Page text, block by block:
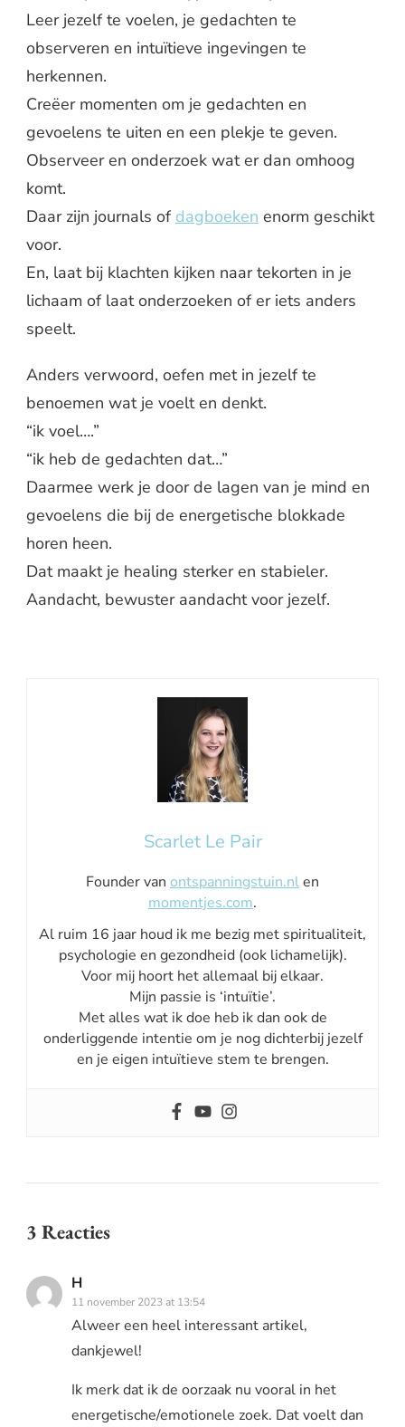
Leer jezelf te voelen, je gedachten te
observeren en intuïtieve ingevingen te
herkennen.
Creëer momenten om je gedachten en
gevoelens te uiten en een plekje te geven.
Observeer en onderzoek wat er dan omhoog
komt.
Daar zijn journals of dagboeken enorm geschikt
voor.
En, laat bij klachten kijken naar tekorten in je
lichaam of laat onderzoeken of er iets anders
speelt.
Anders verwoord, oefen met in jezelf te
benoemen wat je voelt en denkt.
“ik voel….”
“ik heb de gedachten dat…”
Daarmee werk je door de lagen van je mind en
gevoelens die bij de energetische blokkade
horen heen.
Dat maakt je healing sterker en stabieler.
Aandacht, bewuster aandacht voor jezelf.
Scarlet Le Pair
Founder van ontspanningstuin.nlen
momentjes.com.
Al ruim 16 jaar houd ik me bezig met spiritualiteit,
psychologie en gezondheid (ook lichamelijk).
Voor mij hoort het allemaal bij elkaar.
Mijn passie is ‘intuïtie’.
Met alles wat ik doe heb ik dan ook de
onderliggende intentie om je nog dichterbij jezelf
en je eigen intuïtieve stem te brengen.
3 Reacties
H
11 november 2023 at 13:54
Alweer een heel interessant artikel,
dankjewel!
Ik merk dat ik de oorzaak nu vooral in het
energetische/emotionele zoek. Dat voelt dan